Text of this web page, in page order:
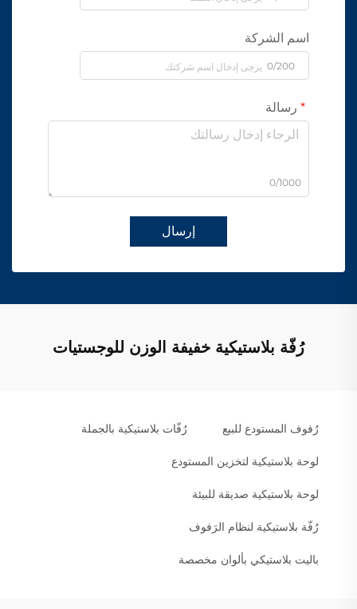
اسم الشركة
0/200
رسالة
0/1000
إرسال
رُفّة بلاستيكية خفيفة الوزن للوجستيات
رُفوف المستودع للبيع رُفّات بلاستيكية بالجملة
لوحة بلاستيكية لتخزين المستودع
لوحة بلاستيكية صديقة للبيئة
رُفّة بلاستيكية لنظام الرَفوف
باليت بلاستيكي بألوان مخصصة